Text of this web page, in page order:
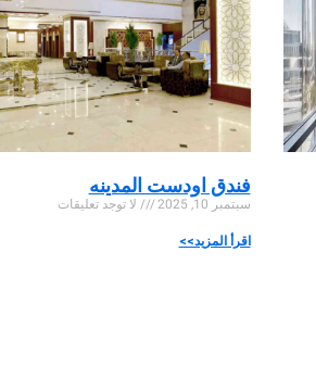
فندق اودست المدينه
سبتمبر 10, 2025
لا توجد تعليقات
اقرأ المزيد>>